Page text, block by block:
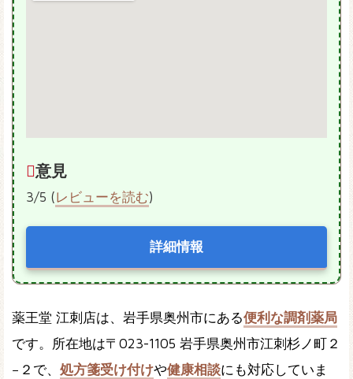
意見
3/5 (レビューを読む)
詳細情報
薬王堂 江刺店は、岩手県奥州市にある便利な調剤薬局
です。所在地は〒023-1105 岩手県奥州市江刺杉ノ町２
−２で、 処方箋受け付けや健康相談にも対応していま